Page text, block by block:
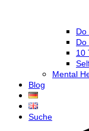
Do
Do
10
Mental
Blog
Suche